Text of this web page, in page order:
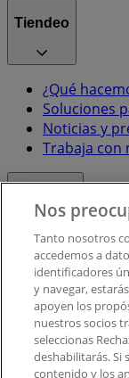
Tiendeo
¿Qué
Soluciones
Noticias y
Trabaja con
Contacto
Tienda mal
Notificar un
aplicación?
Nos
Tanto nosotros
accedemos a
identificadores
y navegar,
apoyen los
nuestros socios
seleccionas
deshabilitarás. Si
contenido y los